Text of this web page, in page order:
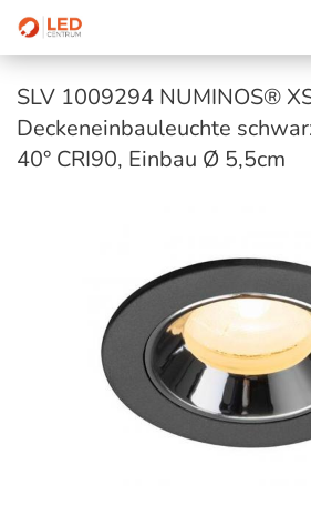
SLV 1009294 NUMINOS®
Deckeneinbauleuchte
40° CRI90, Einbau Ø 5,5cm